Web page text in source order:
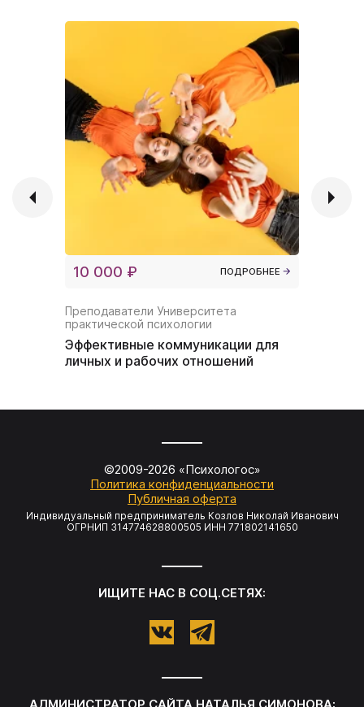
10 000 ₽ ПОДРОБНЕЕ
Преподаватели Университета
практической психологии
Эффективные коммуникации для
личных и рабочих отношений
©2009-2026 «Психологос»
Политика конфиденциальности
Публичная оферта
Индивидуальный предприниматель Козлов Николай Иванович
ОГРНИП 314774628800505 ИНН 771802141650
ИЩИТЕ НАС В СОЦ.СЕТЯХ: